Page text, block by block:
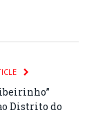
Distrito do